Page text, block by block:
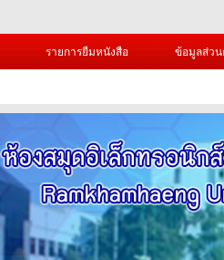
รายการยืมหนังสือ ข้อมูลส่ว